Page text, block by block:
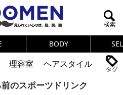
BODY
理容室
ヘアスタイル
イ
連載
のスポーツドリンク